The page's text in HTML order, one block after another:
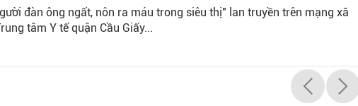
đàn ông ngất, nôn ra máu trong siêu thị" lan truyền trên mạng xã
tâm Y tế quận Cầu Giấy...